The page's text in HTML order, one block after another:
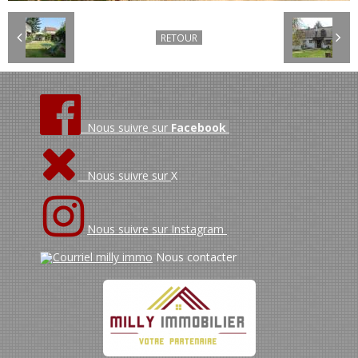
RETOUR
Nous suivre sur Facebook
Nous suivre sur X
Nous suivre sur Instagram
Nous contacter